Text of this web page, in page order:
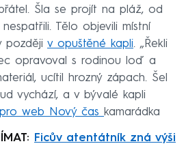
Šla se projít na pláž, od
Tělo objevili místní
později v opuštěné kapli. „Řekli
opravoval s rodinou loď a
ucítil hrozný zápach. Šel
vychází, a v bývalé kapli
web Nový čas kamarádka
Ficův atentátník zná výši